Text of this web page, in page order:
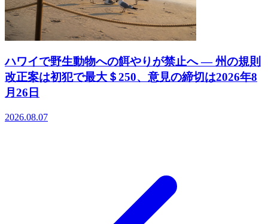
ハワイで野生動物への餌やりが禁止へ ― 州の規則
改正案は初犯で最大＄250、意見の締切は2026年8
月26日
2026.08.07